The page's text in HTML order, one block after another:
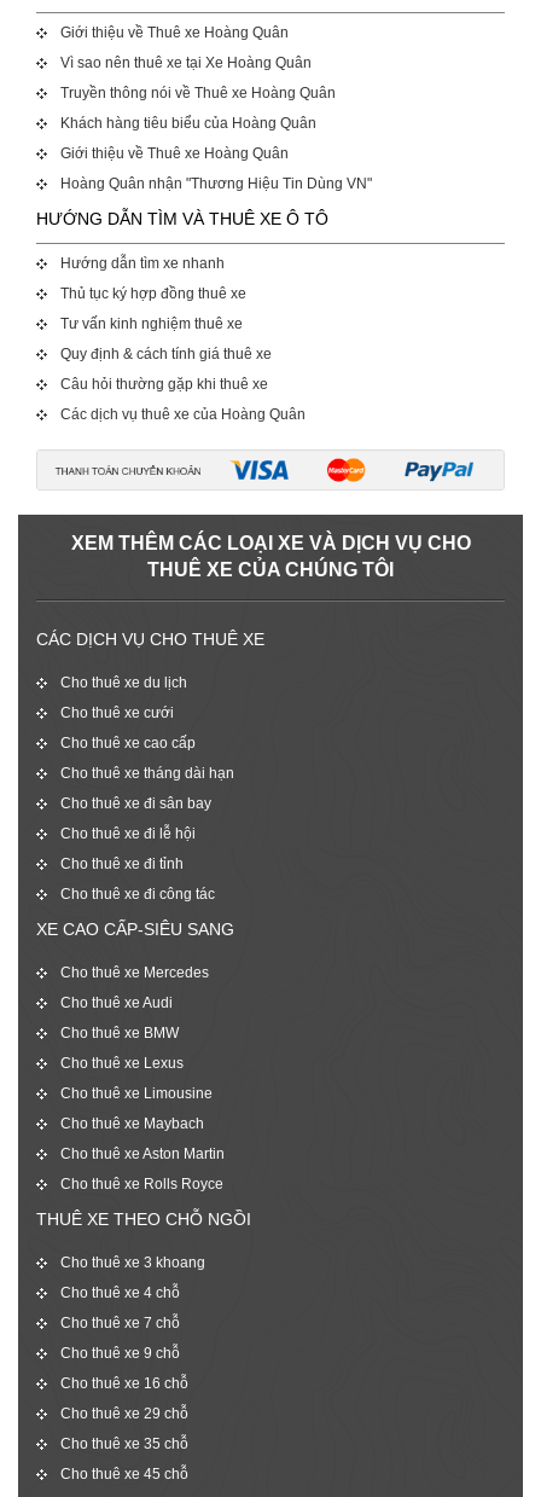
Giới thiệu về Thuê xe Hoàng Quân
Vì sao nên thuê xe tại Xe Hoàng Quân
Truyền thông nói về Thuê xe Hoàng Quân
Khách hàng tiêu biểu của Hoàng Quân
Giới thiệu về Thuê xe Hoàng Quân
Hoàng Quân nhận "Thương Hiệu Tin Dùng VN"
HƯỚNG DẪN TÌM VÀ THUÊ XE Ô TÔ
Hướng dẫn tìm xe nhanh
Thủ tục ký hợp đồng thuê xe
Tư vấn kinh nghiệm thuê xe
Quy định & cách tính giá thuê xe
Câu hỏi thường gặp khi thuê xe
Các dịch vụ thuê xe của Hoàng Quân
XEM THÊM CÁC LOẠI XE VÀ DỊCH VỤ CHO
THUÊ XE CỦA CHÚNG TÔI
CÁC DỊCH VỤ CHO THUÊ XE
Cho thuê xe du lịch
Cho thuê xe cưới
Cho thuê xe cao cấp
Cho thuê xe tháng dài hạn
Cho thuê xe đi sân bay
Cho thuê xe đi lễ hội
Cho thuê xe đi tỉnh
Cho thuê xe đi công tác
XE CAO CẤP-SIÊU SANG
Cho thuê xe Mercedes
Cho thuê xe Audi
Cho thuê xe BMW
Cho thuê xe Lexus
Cho thuê xe Limousine
Cho thuê xe Maybach
Cho thuê xe Aston Martin
Cho thuê xe Rolls Royce
THUÊ XE THEO CHỖ NGỒI
Cho thuê xe 3 khoang
Cho thuê xe 4 chỗ
Cho thuê xe 7 chỗ
Cho thuê xe 9 chỗ
Cho thuê xe 16 chỗ
Cho thuê xe 29 chỗ
Cho thuê xe 35 chỗ
Cho thuê xe 45 chỗ